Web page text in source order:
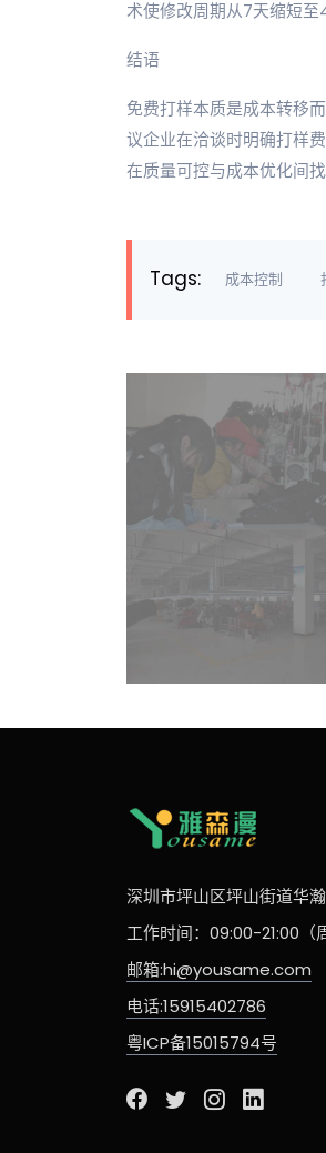
术使修改周期从7天缩短至
结语
免费打样本质是成本转移
议企业在洽谈时明确打样
在质量可控与成本优化间找
Tags: 成本控制
深圳市坪山区坪山街道华
工作时间：09:00-21:00（
邮箱:hi@yousame.com
电话:15915402786
粤ICP备15015794号